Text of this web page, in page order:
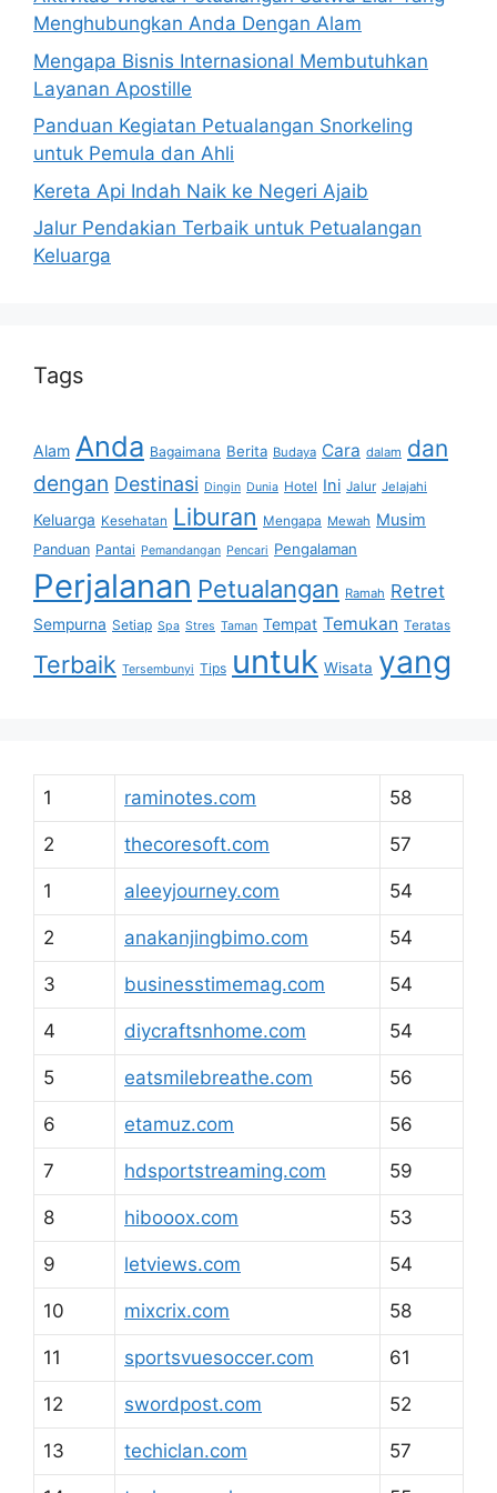
Menghubungkan Anda Dengan Alam
Mengapa Bisnis Internasional Membutuhkan
Layanan Apostille
Panduan Kegiatan Petualangan Snorkeling
untuk Pemula dan Ahli
Kereta Api Indah Naik ke Negeri Ajaib
Jalur Pendakian Terbaik untuk Petualangan
Keluarga
Tags
Alam Anda Bagaimana Berita Budaya Cara dalam dan
dengan Destinasi Dingin Dunia Hotel Ini Jalur Jelajahi
Keluarga Kesehatan Liburan Mengapa Mewah Musim
Panduan Pantai Pemandangan Pencari Pengalaman
Perjalanan Petualangan Ramah Retret
Sempurna Setiap Spa Stres Taman Tempat Temukan Teratas
Terbaik Tersembunyi Tips untuk Wisata yang
1 raminotes.com 58
2 thecoresoft.com 57
1 aleeyjourney.com 54
2 anakanjingbimo.com 54
3 businesstimemag.com 54
4 diycraftsnhome.com 54
5 eatsmilebreathe.com 56
6 etamuz.com 56
7 hdsportstreaming.com 59
8 hibooox.com 53
9 letviews.com 54
10 mixcrix.com 58
11 sportsvuesoccer.com 61
12 swordpost.com 52
13 techiclan.com 57